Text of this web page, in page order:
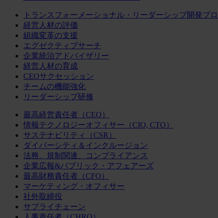
トランスフォーメーショナル・リーダーシップ開発プ
経営人材の評価
組織変革の支援
エグゼクティブサーチ
企業統治アドバイザリー
経営人材の育成
CEOサクセッション
チームの機能強化
リーダーシップ研修
最高経営責任者（CEO）
情報テクノロジーオフィサー（CIO, CTO）
サステナビリティ（CSR）
ダイバーシティ＆インクルージョン
法務、規制関連、コンプライアンス
企業広報&パブリック・アフェアーズ
最高財務責任者（CFO）
マーケティング・オフィサー
社外取締役
サプライチェーン